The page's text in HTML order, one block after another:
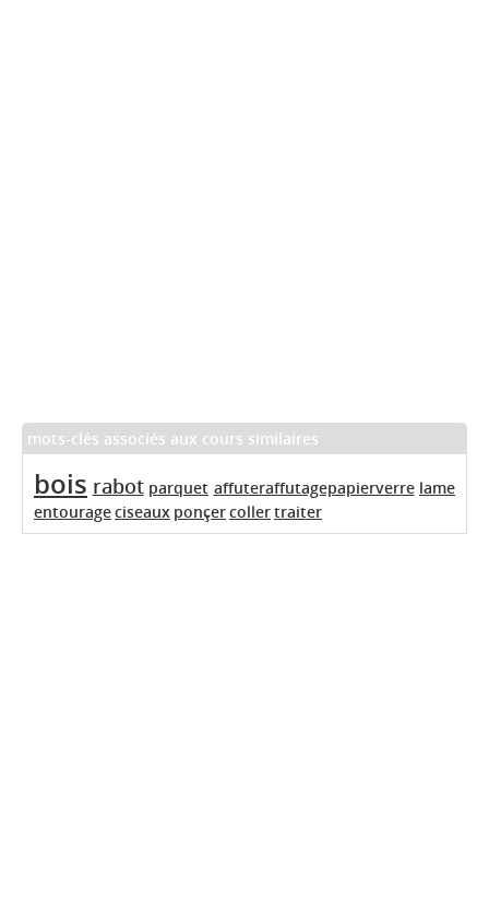
mots-clés associés aux cours similaires
bois rabot parquet affuteraffutagepapierverre lame
entourageciseaux ponçercollertraiter